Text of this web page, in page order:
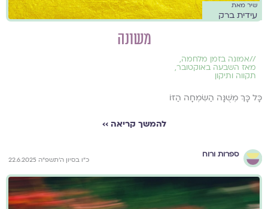
שיר מאת
עידית ברק
משונה
//אמונה בזמן מלחמה,
מאז השבעה באוקטובר,
תקווה ותיקון
כָּל כָּךְ מְשֻׁנָּה הַשִּׂמְחָה הַזּוֹ
להמשך קריאה ››
ספרות ורוח
כ״ו בסיון ה׳תשפ״ה 22.6.2025